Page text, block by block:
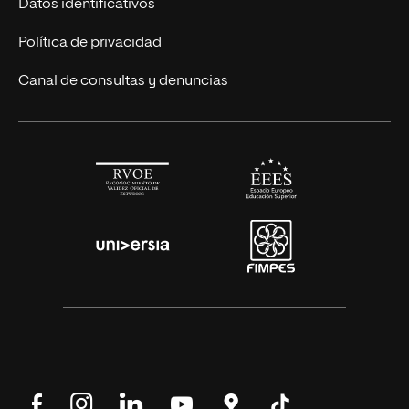
Alianza Newman
Actualidad
Solicita información
Datos identificativos
Política de privacidad
Canal de consultas y denuncias
Síguenos Síguenos SíguenosSíguenos Encuéntranos